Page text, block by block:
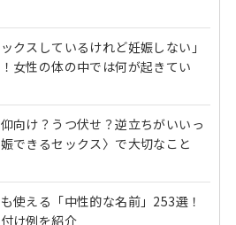
クスしているけれど妊娠しない」
女性の体の中では何が起きてい
向け？うつ伏せ？逆立ちがいいっ
できるセックス〉で大切なこと
使える「中性的な名前」253選！
け例を紹介